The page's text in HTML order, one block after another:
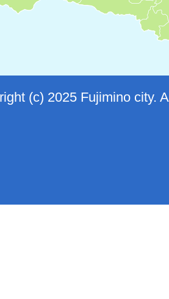
(c) 2025 Fujimino city.